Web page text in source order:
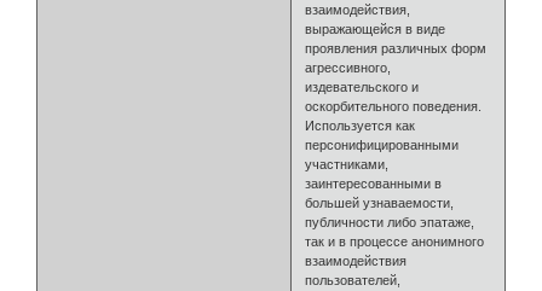
взаимодействия,
выражающейся в виде
проявления различных форм
агрессивного,
издевательского и
оскорбительного поведения.
Используется как
персонифицированными
участниками,
заинтересованными в
большей узнаваемости,
публичности либо эпатаже,
так и в процессе анонимного
взаимодействия
пользователей,